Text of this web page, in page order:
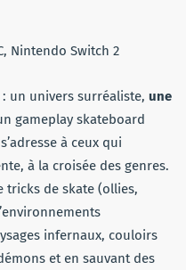
Nintendo Switch 2
un univers surréaliste, une
gameplay skateboard
à ceux qui
à la croisée des genres.
tricks de skate (ollies,
infernaux, couloirs
et en sauvant des